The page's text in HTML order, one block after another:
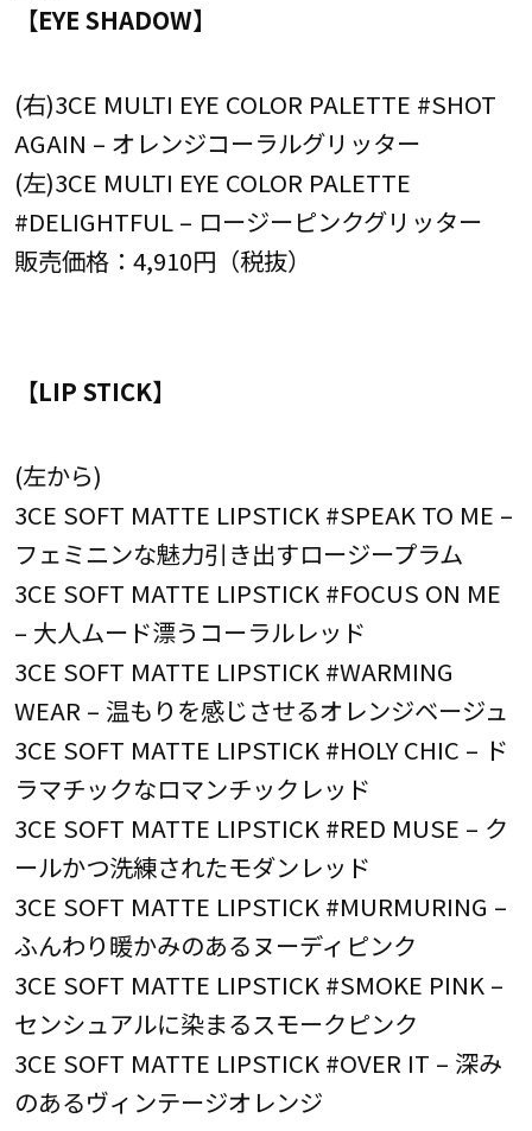
【EYE SHADOW】
(右)3CE MULTI EYE COLOR PALETTE #SHOT
AGAIN – オレンジコーラルグリッター
(左)3CE MULTI EYE COLOR PALETTE
#DELIGHTFUL – ロージーピンクグリッター
販売価格：4,910円（税抜）
【LIP STICK】
(左から)
3CE SOFT MATTE LIPSTICK #SPEAK TO ME –
フェミニンな魅力引き出すロージープラム
3CE SOFT MATTE LIPSTICK #FOCUS ON ME
– 大人ムード漂うコーラルレッド
3CE SOFT MATTE LIPSTICK #WARMING
WEAR – 温もりを感じさせるオレンジベージュ
3CE SOFT MATTE LIPSTICK #HOLY CHIC – ド
ラマチックなロマンチックレッド
3CE SOFT MATTE LIPSTICK #RED MUSE – ク
ールかつ洗練されたモダンレッド
3CE SOFT MATTE LIPSTICK #MURMURING –
ふんわり暖かみのあるヌーディピンク
3CE SOFT MATTE LIPSTICK #SMOKE PINK –
センシュアルに染まるスモークピンク
3CE SOFT MATTE LIPSTICK #OVER IT – 深み
のあるヴィンテージオレンジ